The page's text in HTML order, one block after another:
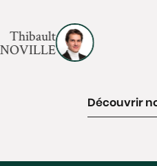
Thibault
Découvrir